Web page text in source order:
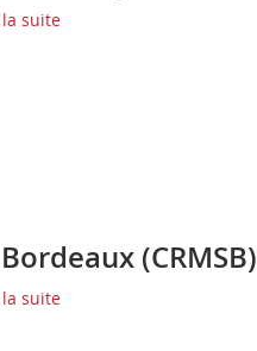
suite
(CRMSB)
suite